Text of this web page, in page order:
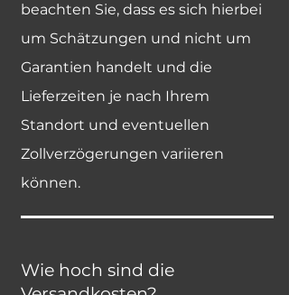
beachten Sie, dass es sich hierbei
um Schätzungen und nicht um
Garantien handelt und die
Lieferzeiten je nach Ihrem
Standort und eventuellen
Zollverzögerungen variieren
können.
Wie hoch sind die